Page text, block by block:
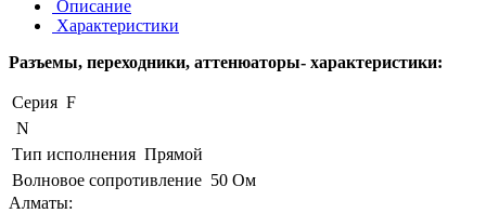
Описание
Характеристики
Разъемы, переходники, аттенюаторы- характеристики:
Серия F
N
Тип исполнения Прямой
Волновое сопротивление 50 Ом
Алматы: